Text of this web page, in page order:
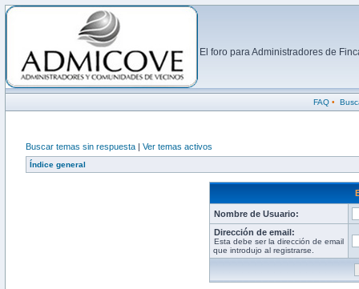
El foro para Administradores de
FAQ•
Buscar temas sin respuesta | Ver temas activos
Índice general
Nombre de Usuario:
Dirección de email:
Esta debe ser la dirección de email
que introdujo al registrarse.